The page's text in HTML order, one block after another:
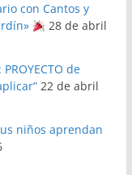
con Cantos y
28 de abril
de
22 de abril
niños aprendan